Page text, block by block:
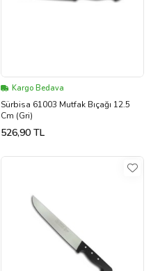
Kargo Bedava
Sürbisa 61003 Mutfak Bıçağı 12.5
Cm (Gri)
526,90 TL